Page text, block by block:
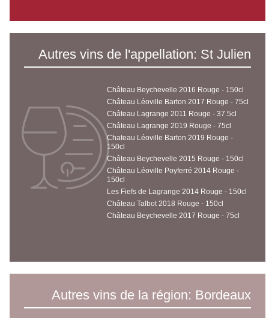
Autres vins de l'appellation: St Julien
Château Beychevelle 2016 Rouge - 150cl
Château Léoville Barton 2017 Rouge - 75cl
Château Lagrange 2011 Rouge - 37.5cl
Château Lagrange 2019 Rouge - 75cl
Chateau Léoville Barton 2019 Rouge -
150cl
Château Beychevelle 2015 Rouge - 150cl
Château Léoville Poyferré 2014 Rouge -
150cl
Les Fiefs de Lagrange 2014 Rouge - 150cl
Château Talbot 2018 Rouge - 150cl
Château Beychevelle 2017 Rouge - 75cl
Autres vins de la région: Bordeaux